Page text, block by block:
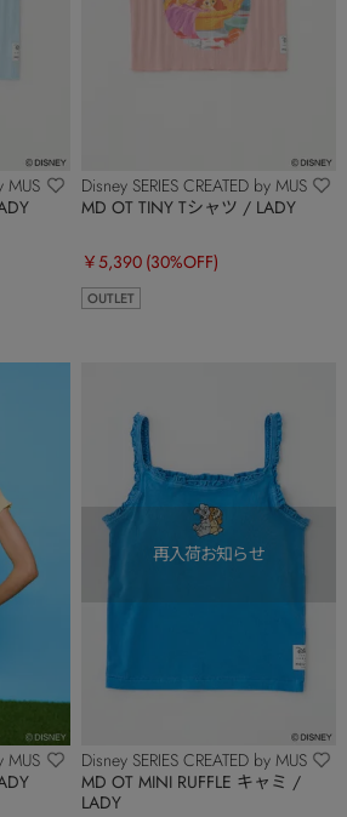
MUS
Disney SERIES CREATED by MUS
MD OT TINY Tシャツ / LADY
￥5,390 (30%OFF)
OUTLET
MUS
Disney SERIES CREATED by MUS
MD OT MINI RUFFLE キャミ /
LADY